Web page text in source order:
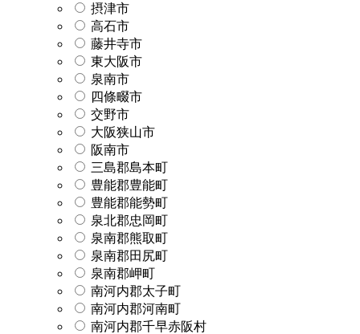
摂津市
高石市
藤井寺市
東大阪市
泉南市
四條畷市
交野市
大阪狭山市
阪南市
三島郡島本町
豊能郡豊能町
豊能郡能勢町
泉北郡忠岡町
泉南郡熊取町
泉南郡田尻町
泉南郡岬町
南河内郡太子町
南河内郡河南町
南河内郡千早赤阪村